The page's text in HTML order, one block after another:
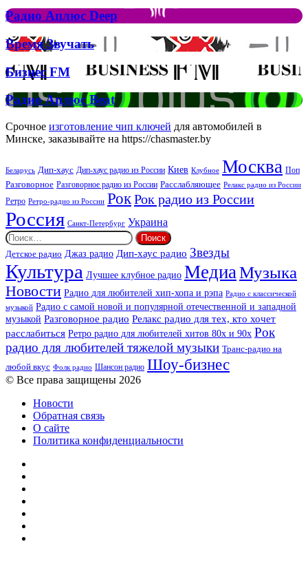
Джона
та
Брітні
Спірс
Рок
Радио
Аплюс
Deep
Радио Аплюс Deep
Время
Звучать
Время Звучать
Бизнес
Бизнес FM
Радио
Аплюс
Beat
Радио Аплюс Beat
Срочное изготовление чип ключей для автомобилей в
Минске, заказывайте на https://chasmaster.by
Беларусь Дип-хаус Дип-хаус радио из России Киев Клубное Москва Поп
Разговорное Разговорное радио из России Расслабляющее Релакс радио из России
Ретро Ретро-радио из России РокРок радио из России
Россия Санкт-Петербург Украина
Найти:
Детское радио Джаз радио Дип-хаус радио Звезды
Культура Лучшее клубное радио МедиаМузыка
Новости Радио для любителей хип-хопа и рэпа Радио с классической
музыкой Радио с самой новой и популярной отечественной и западной
музыкой Разговорное радио Релакс радио для тех, кто хочет
расслабиться Ретро радио для любителей хитов 80х и 90х Рок
радио для любителей тяжелой музыки Транс-радио на
любой вкус Фолк радио Шансон радио Шоу-бизнес
© Все права защищены 2026
Новости
Обратная связь
О сайте
Политика конфиденциальности